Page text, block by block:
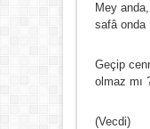
Mey
safâ onda
Geçip
olmaz mı
(Vecdi)